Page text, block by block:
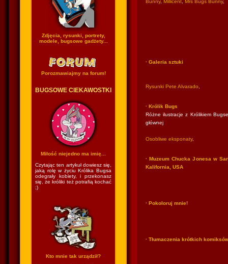
Zdjęcia, rysunki, portrety,
modele, bugsowe gadżety...
Porozmawiajmy na forum!
BUGSOWE CIEKAWOSTKI
Miłość niejedno ma imię...
Czytając ten artykuł dowiesz się,
jaką rolę w życiu Królika Bugsa
odegrały kobiety, i przekonasz
się, że króliki też potrafią kochać
;)
Kto mnie tak urządził?
Bunny, Millicent Mrs Bugs Bunny,
· Galeria sztuki
Rysunki Pete Alvarado
· Królik Bugs
Różne ilustracje z Królikiem
głównej
Osobliwe eksponaty,
· Muzeum Chucka Jonesa w
Kalifornia, USA
· Pokoloruj mnie!
· Tłumaczenia krótkich